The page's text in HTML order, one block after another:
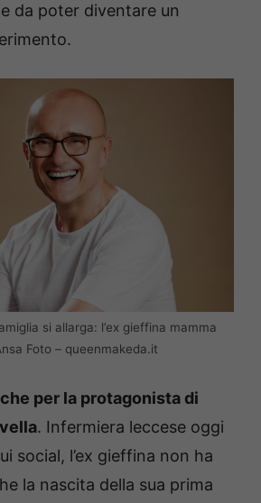
da poter diventare un
si allarga: l’ex gieffina mamma
Foto – queenmakeda.it
per la protagonista di
. Infermiera leccese oggi
social, l’ex gieffina non ha
la nascita della sua prima